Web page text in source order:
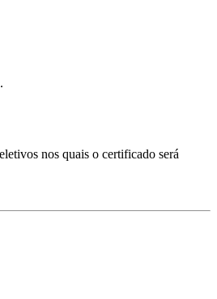
nos quais o certificado será